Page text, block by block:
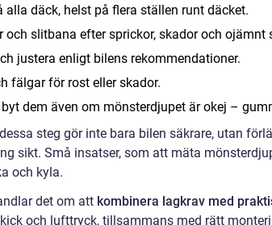
alla däck, helst på flera ställen runt däcket.
och slitbana efter sprickor, skador och ojämnt
justera enligt bilens rekommendationer.
fälgar för rost eller skador.
dem även om mönsterdjupet är okej –
steg gör inte bara bilen säkrare, utan
sikt. Små insatser, som att mäta
och kyla.
det om att kombinera lagkrav med
och lufttryck, tillsammans med rätt